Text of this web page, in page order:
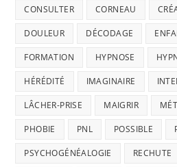
CONSULTER CORNEAU
DOULEUR DÉCODAGE
FORMATION HYPNOSE
HÉRÉDITÉ IMAGINAIRE
LÂCHER-PRISE MAIGRIR
PHOBIE PNL POSSIBLE
PSYCHOGÉNÉALOGIE RECHUTE